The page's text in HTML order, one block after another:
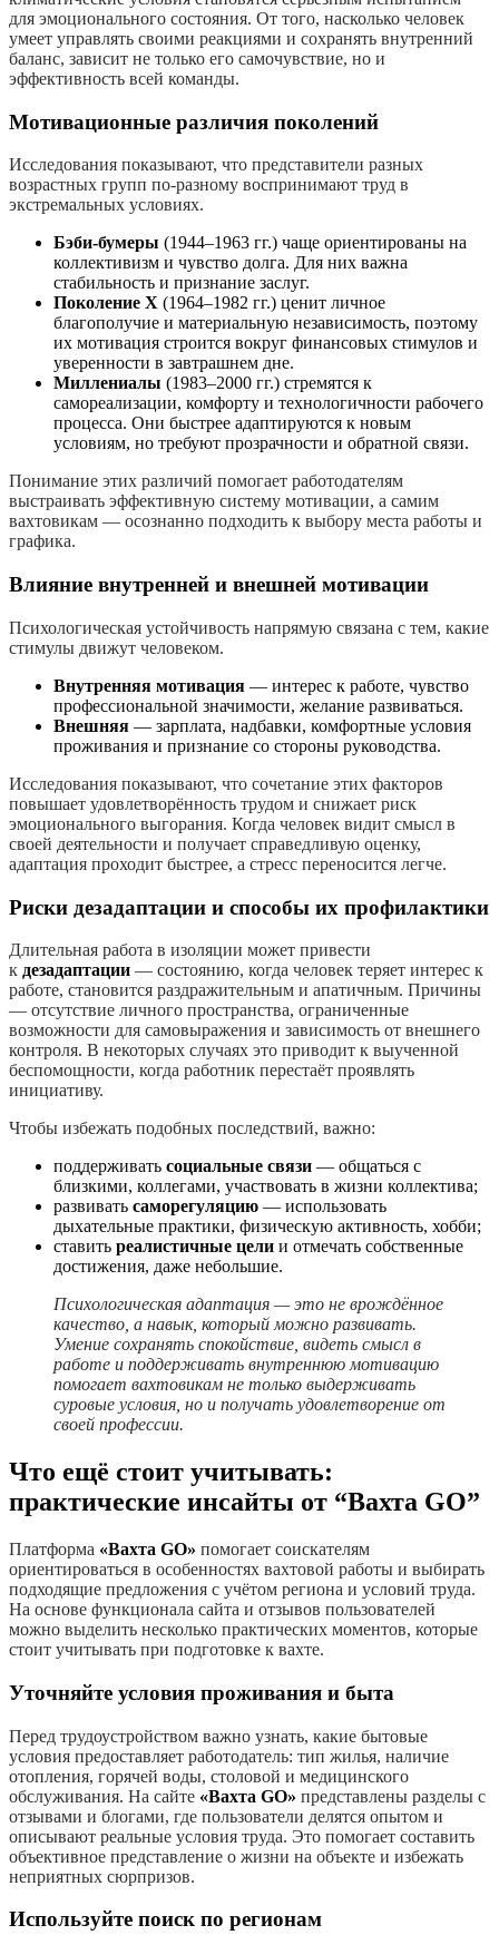
для эмоционального состояния. От того, насколько человек
умеет управлять своими реакциями и сохранять внутренний
баланс, зависит не только его самочувствие, но и
эффективность всей команды.
Мотивационные различия поколений
Исследования показывают, что представители разных
возрастных групп по-разному воспринимают труд в
экстремальных условиях.
Бэби-бумеры (1944–1963 гг.) чаще ориентированы на
коллективизм и чувство долга. Для них важна
стабильность и признание заслуг.
Поколение X (1964–1982 гг.) ценит личное
благополучие и материальную независимость, поэтому
их мотивация строится вокруг финансовых стимулов и
уверенности в завтрашнем дне.
Миллениалы (1983–2000 гг.) стремятся к
самореализации, комфорту и технологичности рабочего
процесса. Они быстрее адаптируются к новым
условиям, но требуют прозрачности и обратной связи.
Понимание этих различий помогает работодателям
выстраивать эффективную систему мотивации, а самим
вахтовикам — осознанно подходить к выбору места работы и
графика.
Влияние внутренней и внешней мотивации
Психологическая устойчивость напрямую связана с тем, какие
стимулы движут человеком.
Внутренняя мотивация — интерес к работе, чувство
профессиональной значимости, желание развиваться.
Внешняя — зарплата, надбавки, комфортные условия
проживания и признание со стороны руководства.
Исследования показывают, что сочетание этих факторов
повышает удовлетворённость трудом и снижает риск
эмоционального выгорания. Когда человек видит смысл в
своей деятельности и получает справедливую оценку,
адаптация проходит быстрее, а стресс переносится легче.
Риски дезадаптации и способы их профилактики
Длительная работа в изоляции может привести
к дезадаптации — состоянию, когда человек теряет интерес к
работе, становится раздражительным и апатичным. Причины
— отсутствие личного пространства, ограниченные
возможности для самовыражения и зависимость от внешнего
контроля. В некоторых случаях это приводит к выученной
беспомощности, когда работник перестаёт проявлять
инициативу.
Чтобы избежать подобных последствий, важно:
поддерживать социальные связи — общаться с
близкими, коллегами, участвовать в жизни коллектива;
развивать саморегуляцию — использовать
дыхательные практики, физическую активность, хобби;
ставить реалистичные цели и отмечать собственные
достижения, даже небольшие.
Психологическая адаптация — это не врождённое
качество, а навык, который можно развивать.
Умение сохранять спокойствие, видеть смысл в
работе и поддерживать внутреннюю мотивацию
помогает вахтовикам не только выдерживать
суровые условия, но и получать удовлетворение от
своей профессии.
Что ещё стоит учитывать:
практические инсайты от “Вахта GO”
Платформа «Вахта GO» помогает соискателям
ориентироваться в особенностях вахтовой работы и выбирать
подходящие предложения с учётом региона и условий труда.
На основе функционала сайта и отзывов пользователей
можно выделить несколько практических моментов, которые
стоит учитывать при подготовке к вахте.
Уточняйте условия проживания и быта
Перед трудоустройством важно узнать, какие бытовые
условия предоставляет работодатель: тип жилья, наличие
отопления, горячей воды, столовой и медицинского
обслуживания. На сайте «Вахта GO» представлены разделы с
отзывами и блогами, где пользователи делятся опытом и
описывают реальные условия труда. Это помогает составить
объективное представление о жизни на объекте и избежать
неприятных сюрпризов.
Используйте поиск по регионам